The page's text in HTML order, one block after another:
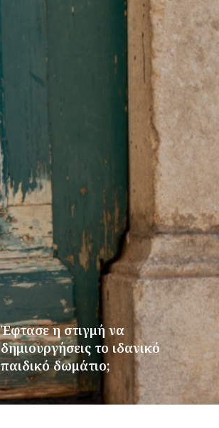
Έφτασε η στιγμή να
δημιουργήσεις το ιδανικό
παιδικό δωμάτιο;
ΠΕΡΙΣΣΌΤΕΡΑ